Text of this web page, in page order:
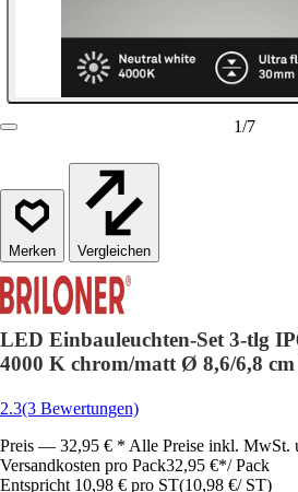
1/7
Vergleichen
LED Einbauleuchten-Set 3-tlg
4000 K chrom/matt Ø 8,6/6,8
2.3(3 Bewertungen)
Preis — 32,95 € * Alle Preise inkl. MwSt.
Versandkosten pro Pack32,95 €*/ Pack
Entspricht 10,98 € pro ST(10,98 €/ ST)